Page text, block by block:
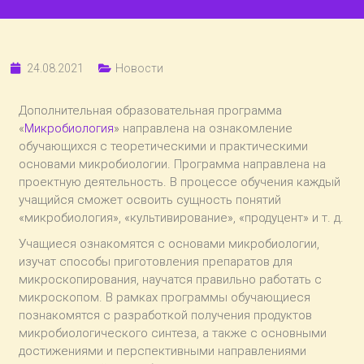
24.08.2021 Новости
Дополнительная образовательная программа
«Микробиология» направлена на ознакомление
обучающихся с теоретическими и практическими
основами микробиологии. Программа направлена на
проектную деятельность. В процессе обучения каждый
учащийся сможет освоить сущность понятий
«микробиология», «культивирование», «продуцент» и т. д.
Учащиеся ознакомятся с основами микробиологии,
изучат способы приготовления препаратов для
микроскопирования, научатся правильно работать с
микроскопом. В рамках программы обучающиеся
познакомятся с разработкой получения продуктов
микробиологического синтеза, а также с основными
достижениями и перспективными направлениями